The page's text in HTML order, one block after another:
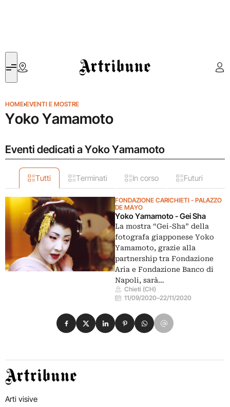
Artribune
HOME›EVENTI E MOSTRE
Yoko Yamamoto
Eventi dedicati a Yoko Yamamoto
Tutti Terminati In corso Futuri
FONDAZIONE CARICHIETI - PALAZZO
DE MAYO
Yoko Yamamoto - Gei Sha
La mostra “Gei-Sha” della
fotografa giapponese Yoko
Yamamoto, grazie alla
partnership tra Fondazione
Aria e Fondazione Banco di
Napoli, sarà…
Chieti (CH)
11/09/2020–22/11/2020
Condividi su Facebook
Condividi su X
Condividi su LinkedIn
Condividi su Pinterest
Condividi su WhatsApp
Condividi su Email
Artribune
Arti visive